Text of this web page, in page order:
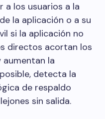
a los usuarios a la
la aplicación o a su
si la aplicación no
directos acortan los
la
detecta la
de respaldo
sin salida.